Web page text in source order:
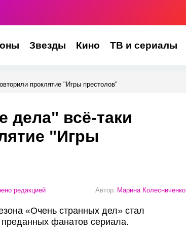
Звезды Кино ТВ и сериалы
проклятие "Игры престолов"
дела" всё-таки
"Игры
редакцией Автор: Марина Колесниченко
«Очень странных дел» стал
фанатов сериала.